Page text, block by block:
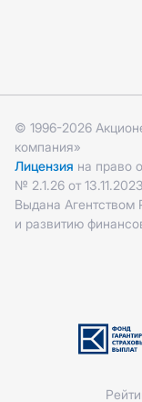
© 1996-2026
компания»
Лицензия на право
№ 2.1.26 от
Выдана Агентством
и развитию